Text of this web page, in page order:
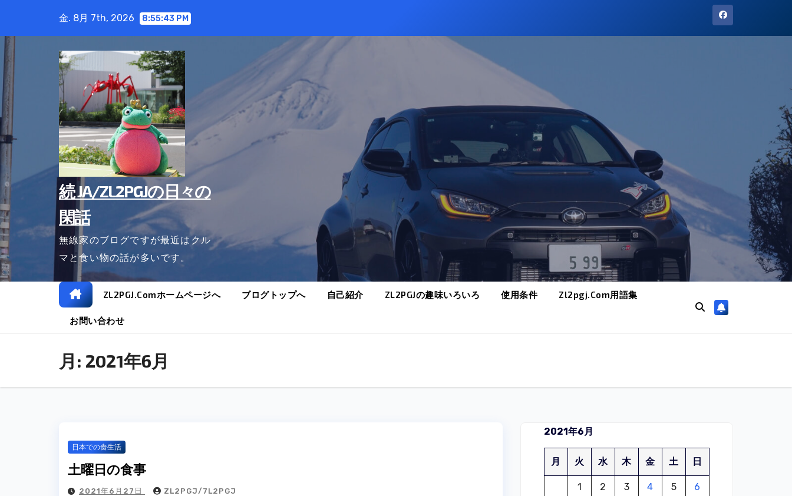
テ
ン
ツ
に
ス
キ
ッ
プ
金. 8月 7th, 2026 8:55:44 PM
続 JA/ZL2PGJの日々の
閑話
無線家のブログですが最近はクル
マと食い物の話が多いです。
ZL2PGJ.comホームページへ ブログトップへ 自己紹介 ZL2PGJの趣味いろいろ 使用条件 Zl2pgj.com用語集
お問い合わせ
月: 2021年6月
日本での食生活
土曜日の食事
2021年6月27日 ZL2PGJ/7L2PGJ
2021年6月
月 火 水 木 金 土 日
1 2 3 4 5 6